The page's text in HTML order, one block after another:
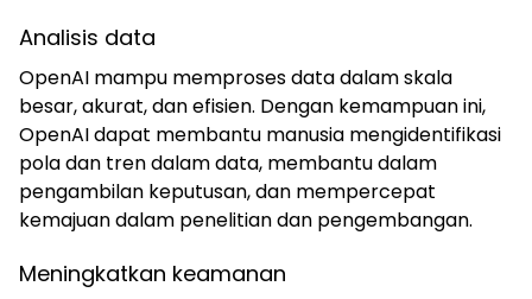
Analisis data
OpenAI mampu memproses data dalam skala
besar, akurat, dan efisien. Dengan kemampuan ini,
OpenAI dapat membantu manusia mengidentifikasi
pola dan tren dalam data, membantu dalam
pengambilan keputusan, dan mempercepat
kemajuan dalam penelitian dan pengembangan.
Meningkatkan keamanan